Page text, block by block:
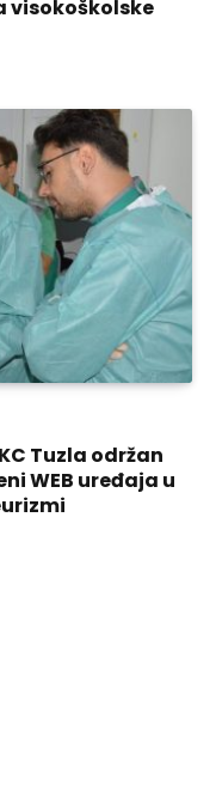
visokoškolske
Tuzla održan
WEB uređaja u